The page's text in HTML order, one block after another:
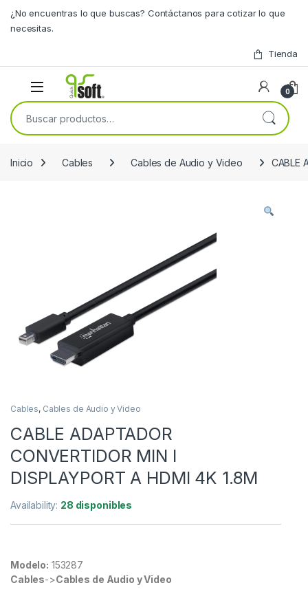
¿No encuentras lo que buscas? Contáctanos para cotizar lo que
necesitas.
Tienda
0
Buscar por:
Inicio Cables Cables de Audio y Video CABLE
Cables, Cables de Audio y Video
CABLE ADAPTADOR
CONVERTIDOR MIN I
DISPLAYPORT A HDMI 4K 1.8M
Availability: 28 disponibles
Modelo: 153287
Cables->Cables de Audio y Video